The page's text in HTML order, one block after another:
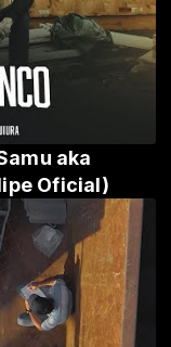
aka
Oficial)